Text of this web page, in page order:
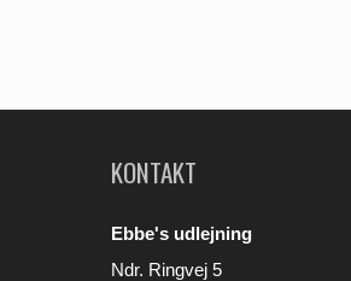
KONTAKT
Ebbe's udlejning
Ndr. Ringvej 5